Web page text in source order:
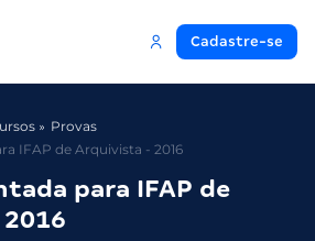
Cadastre-se
Provas
IFAP de Arquivista - 2016
para IFAP de